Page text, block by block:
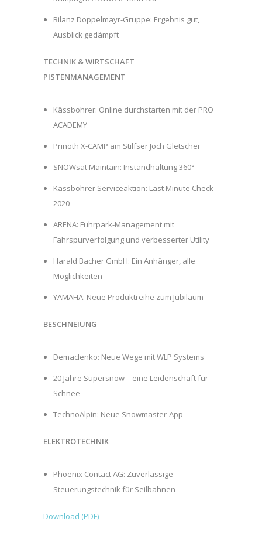
Bilanz Doppelmayr-Gruppe: Ergebnis gut,
Ausblick gedämpft
TECHNIK & WIRTSCHAFT
PISTENMANAGEMENT
Kässbohrer: Online durchstarten mit der PRO
ACADEMY
Prinoth X-CAMP am Stilfser Joch Gletscher
SNOWsat Maintain: Instandhaltung 360°
Kässbohrer Serviceaktion: Last Minute Check
2020
ARENA: Fuhrpark-Management mit
Fahrspurverfolgung und verbesserter Utility
Harald Bacher GmbH: Ein Anhänger, alle
Möglichkeiten
YAMAHA: Neue Produktreihe zum Jubiläum
BESCHNEIUNG
Demaclenko: Neue Wege mit WLP Systems
20 Jahre Supersnow – eine Leidenschaft für
Schnee
TechnoAlpin: Neue Snowmaster-App
ELEKTROTECHNIK
Phoenix Contact AG: Zuverlässige
Steuerungstechnik für Seilbahnen
Download (PDF)